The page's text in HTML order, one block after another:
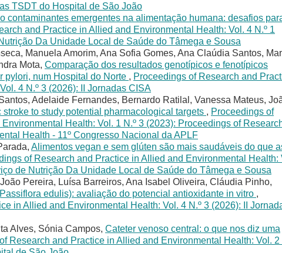
TSDT do Hospital de São João
contaminantes emergentes na alimentação humana: desafios
and Practice in Allied and Environmental Health: Vol. 4 N.º 1
Da Unidade Local de Saúde do Tâmega e Sousa
Manuela Amorim, Ana Sofia Gomes, Ana Claúdia Santos,
Mota, Comparação dos resultados genotípicos e fenotípicos
pylori, num Hospital do Norte , Proceedings of Research and
4 N.º 3 (2026): II Jornadas CISA
Adelaide Fernandes, Bernardo Ratilal, Vanessa Mateus,
to study potential pharmacological targets , Proceedings of
Health: Vol. 1 N.º 3 (2023): Proceedings of
Health - 11º Congresso Nacional da APLF
Alimentos vegan e sem glúten são mais saudáveis do que
of Research and Practice in Allied and Environmental Health:
de Nutrição Da Unidade Local de Saúde do Tâmega e Sousa
Pereira, Luísa Barreiros, Ana Isabel Oliveira, Cláudia Pinho,
edulis): avaliação do potencial antioxidante in vitro ,
in Allied and Environmental Health: Vol. 4 N.º 3 (2026): II
Alves, Sónia Campos, Cateter venoso central: o que nos diz uma
Research and Practice in Allied and Environmental Health: Vol. 2